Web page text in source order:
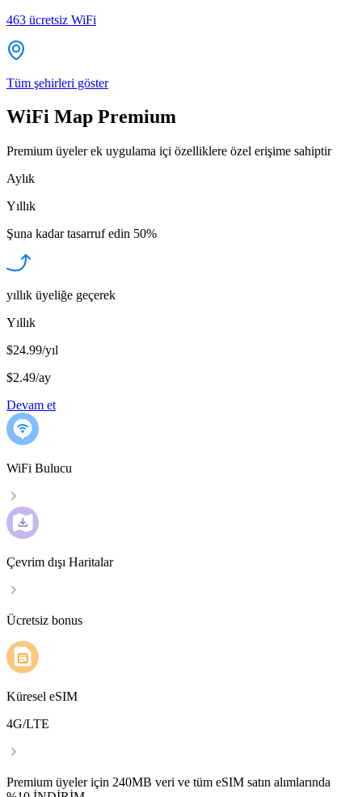
463 ücretsiz WiFi
Tüm şehirleri göster
WiFi Map Premium
Premium üyeler ek uygulama içi özelliklere özel erişime sahiptir
Aylık
Yıllık
Şuna kadar tasarruf edin 50%
yıllık üyeliğe geçerek
Yıllık
$24.99/yıl
$2.49/ay
Devam et
WiFi Bulucu
Çevrim dışı Haritalar
Ücretsiz bonus
Küresel eSIM
4G/LTE
Premium üyeler için 240MB veri ve tüm eSIM satın alımlarında